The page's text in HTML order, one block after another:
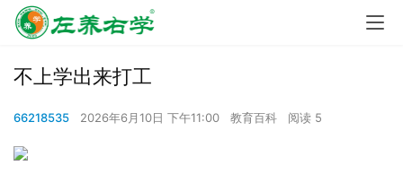
不上学出来打工
66218535 2026年6月10日 下午11:00 教育百科 阅读 5